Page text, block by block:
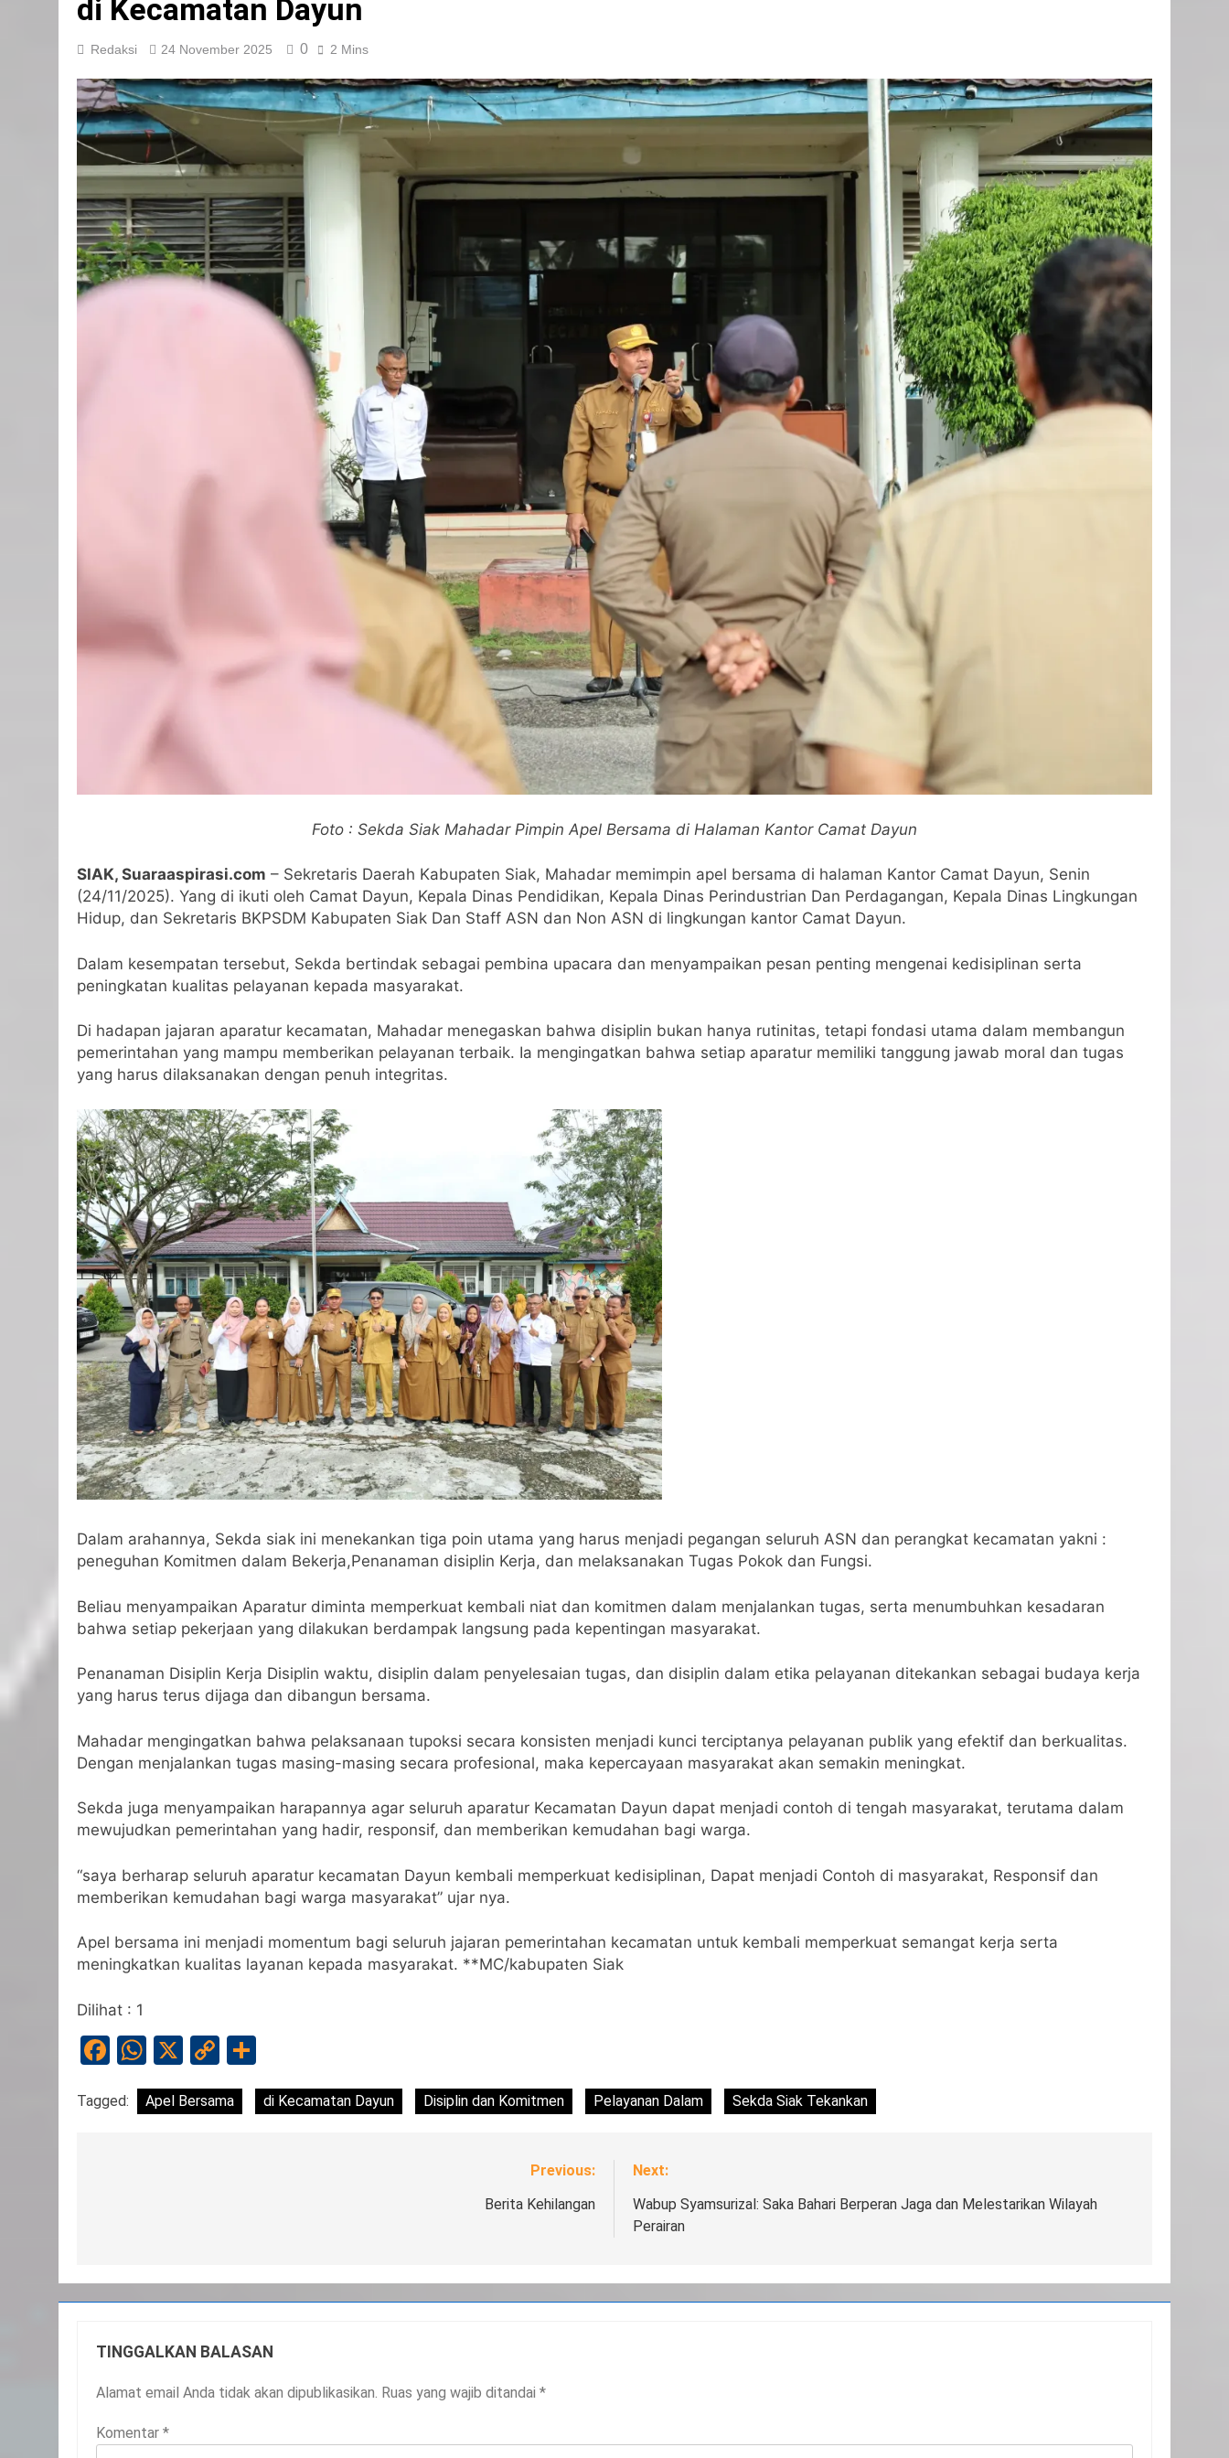
di Kecamatan Dayun
Redaksi 24 November 2025 0 2 Mins
Foto : Sekda Siak Mahadar Pimpin Apel Bersama di Halaman Kantor Camat Dayun
SIAK, Suaraaspirasi.com – Sekretaris Daerah Kabupaten Siak, Mahadar memimpin apel bersama di halaman Kantor Camat Dayun, Senin
(24/11/2025). Yang di ikuti oleh Camat Dayun, Kepala Dinas Pendidikan, Kepala Dinas Perindustrian Dan Perdagangan, Kepala Dinas Lingkungan
Hidup, dan Sekretaris BKPSDM Kabupaten Siak Dan Staff ASN dan Non ASN di lingkungan kantor Camat Dayun.
Dalam kesempatan tersebut, Sekda bertindak sebagai pembina upacara dan menyampaikan pesan penting mengenai kedisiplinan serta
peningkatan kualitas pelayanan kepada masyarakat.
Di hadapan jajaran aparatur kecamatan, Mahadar menegaskan bahwa disiplin bukan hanya rutinitas, tetapi fondasi utama dalam membangun
pemerintahan yang mampu memberikan pelayanan terbaik. Ia mengingatkan bahwa setiap aparatur memiliki tanggung jawab moral dan tugas
yang harus dilaksanakan dengan penuh integritas.
Dalam arahannya, Sekda siak ini menekankan tiga poin utama yang harus menjadi pegangan seluruh ASN dan perangkat kecamatan yakni :
peneguhan Komitmen dalam Bekerja,Penanaman disiplin Kerja, dan melaksanakan Tugas Pokok dan Fungsi.
Beliau menyampaikan Aparatur diminta memperkuat kembali niat dan komitmen dalam menjalankan tugas, serta menumbuhkan kesadaran
bahwa setiap pekerjaan yang dilakukan berdampak langsung pada kepentingan masyarakat.
Penanaman Disiplin Kerja Disiplin waktu, disiplin dalam penyelesaian tugas, dan disiplin dalam etika pelayanan ditekankan sebagai budaya kerja
yang harus terus dijaga dan dibangun bersama.
Mahadar mengingatkan bahwa pelaksanaan tupoksi secara konsisten menjadi kunci terciptanya pelayanan publik yang efektif dan berkualitas.
Dengan menjalankan tugas masing-masing secara profesional, maka kepercayaan masyarakat akan semakin meningkat.
Sekda juga menyampaikan harapannya agar seluruh aparatur Kecamatan Dayun dapat menjadi contoh di tengah masyarakat, terutama dalam
mewujudkan pemerintahan yang hadir, responsif, dan memberikan kemudahan bagi warga.
“saya berharap seluruh aparatur kecamatan Dayun kembali memperkuat kedisiplinan, Dapat menjadi Contoh di masyarakat, Responsif dan
memberikan kemudahan bagi warga masyarakat” ujar nya.
Apel bersama ini menjadi momentum bagi seluruh jajaran pemerintahan kecamatan untuk kembali memperkuat semangat kerja serta
meningkatkan kualitas layanan kepada masyarakat. **MC/kabupaten Siak
Dilihat : 1
Facebook
WhatsApp
X
Copy
Link
Tagged: Apel Bersama di Kecamatan Dayun Disiplin dan Komitmen Pelayanan Dalam Sekda Siak Tekankan
Previous:
Berita Kehilangan
Next:
Wabup Syamsurizal: Saka Bahari Berperan Jaga dan Melestarikan Wilayah
Perairan
TINGGALKAN BALASAN
Alamat email Anda tidak akan dipublikasikan. Ruas yang wajib ditandai *
Komentar *